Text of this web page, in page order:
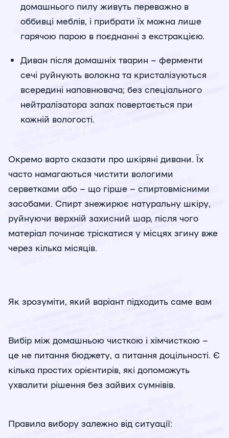
домашнього пилу живуть переважно в
оббивці меблів, і прибрати їх можна лише
гарячою парою в поєднанні з екстракцією.
Диван після домашніх тварин – ферменти
сечі руйнують волокна та кристалізуються
всередині наповнювача; без спеціального
нейтралізатора запах повертається при
кожній вологості.
Окремо варто сказати про шкіряні дивани. Їх
часто намагаються чистити вологими
серветками або – що гірше – спиртовмісними
засобами. Спирт знежирює натуральну шкіру,
руйнуючи верхній захисний шар, після чого
матеріал починає тріскатися у місцях згину вже
через кілька місяців.
Як зрозуміти, який варіант підходить саме вам
Вибір між домашньою чисткою і хімчисткою –
це не питання бюджету, а питання доцільності. Є
кілька простих орієнтирів, які допоможуть
ухвалити рішення без зайвих сумнівів.
Правила вибору залежно від ситуації: